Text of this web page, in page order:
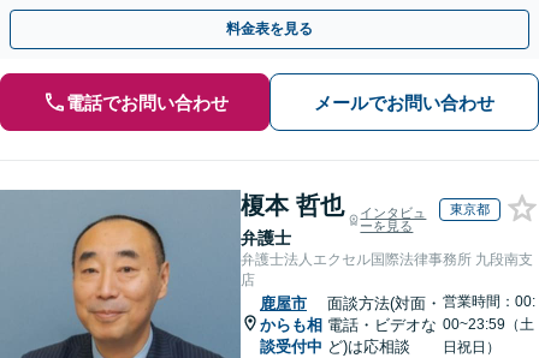
料金表を見る
電話でお問い合わせ メールでお問い合わせ
榎本 哲也
弁護士
インタビュ
ーを見る
東京都
弁護士法人エクセル国際法律事務所 九段南支
店
鹿屋市
からも相
談受付中
面談方法(対面・
電話・ビデオな
ど)は応相談
営業時間：00:
00~23:59（土
日祝日）